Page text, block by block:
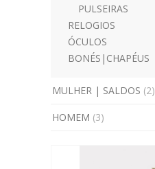
PULSEIRAS
RELOGIOS
ÓCULOS
BONÉS|CHAPÉUS
MULHER | SALDOS (2)
HOMEM (3)